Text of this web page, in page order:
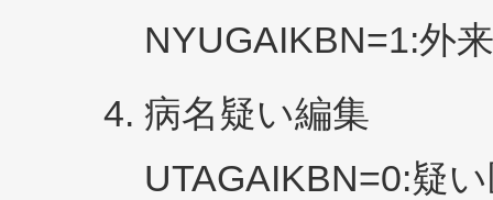
NYUGAIKBN=1:外
病名疑い編集
UTAGAIKBN=0:疑